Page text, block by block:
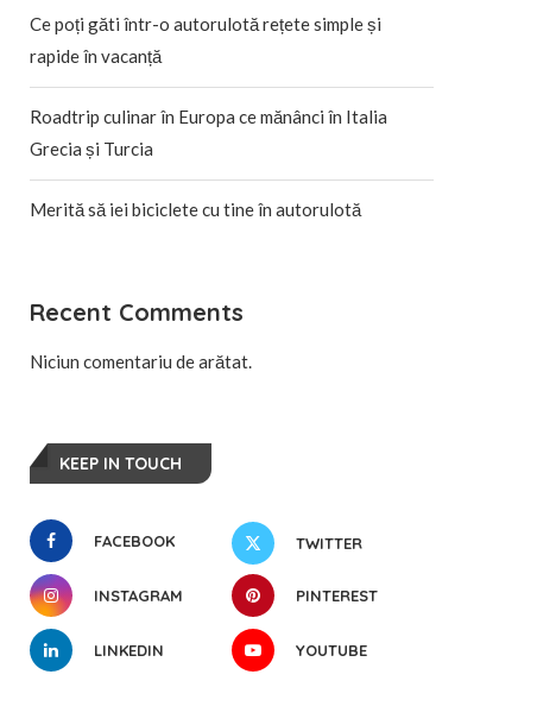
Ce poți găti într-o autorulotă rețete simple și
rapide în vacanță
Roadtrip culinar în Europa ce mănânci în Italia
Grecia și Turcia
Merită să iei biciclete cu tine în autorulotă
Recent Comments
Niciun comentariu de arătat.
KEEP IN TOUCH
FACEBOOK TWITTER
INSTAGRAM PINTEREST
LINKEDIN YOUTUBE